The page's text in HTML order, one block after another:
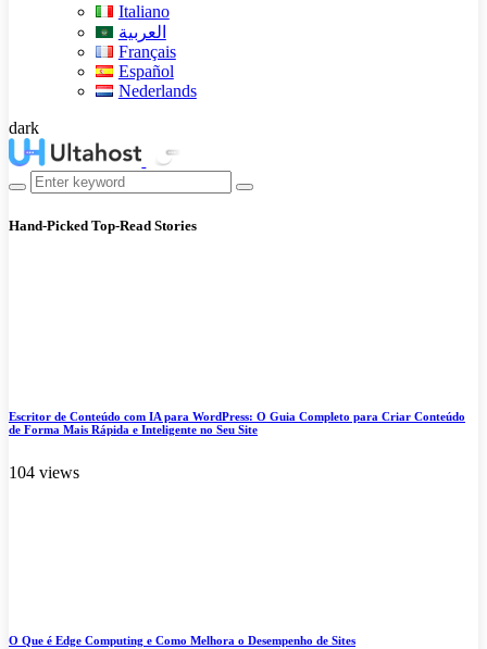
Italiano
العربية
Français
Español
Nederlands
dark
Hand-Picked Top-Read Stories
Escritor de Conteúdo com IA para WordPress: O Guia Completo para Criar Conteúdo
de Forma Mais Rápida e Inteligente no Seu Site
104 views
O Que é Edge Computing e Como Melhora o Desempenho de Sites